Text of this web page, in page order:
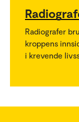
Radiografer
kroppens
i krevende